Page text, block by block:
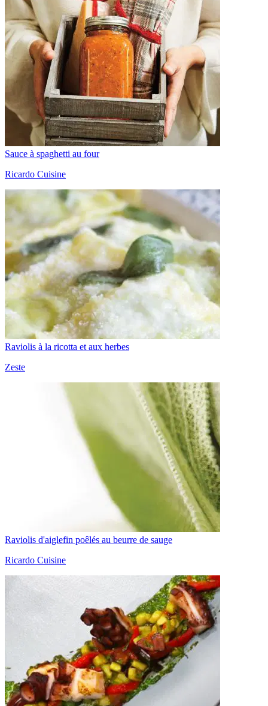
Sauce à spaghetti au four
Ricardo Cuisine
Raviolis à la ricotta et aux herbes
Zeste
Raviolis d'aiglefin poêlés au beurre de sauge
Ricardo Cuisine